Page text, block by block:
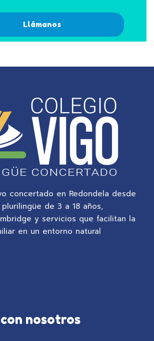
Llámanos
concertado en Redondela desde
plurilingüe de 3 a 18 años,
y servicios que facilitan la
en un entorno natural
nosotros